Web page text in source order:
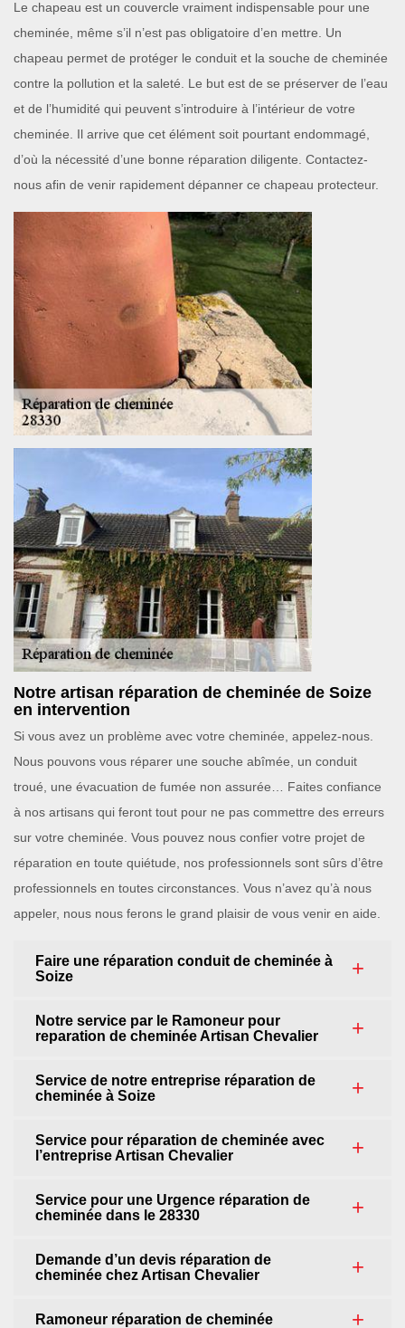
Le chapeau est un couvercle vraiment indispensable pour une
cheminée, même s’il n’est pas obligatoire d’en mettre. Un
chapeau permet de protéger le conduit et la souche de cheminée
contre la pollution et la saleté. Le but est de se préserver de l’eau
et de l’humidité qui peuvent s’introduire à l’intérieur de votre
cheminée. Il arrive que cet élément soit pourtant endommagé,
d’où la nécessité d’une bonne réparation diligente. Contactez-
nous afin de venir rapidement dépanner ce chapeau protecteur.
Notre artisan réparation de cheminée de Soize
en intervention
Si vous avez un problème avec votre cheminée, appelez-nous.
Nous pouvons vous réparer une souche abîmée, un conduit
troué, une évacuation de fumée non assurée… Faites confiance
à nos artisans qui feront tout pour ne pas commettre des erreurs
sur votre cheminée. Vous pouvez nous confier votre projet de
réparation en toute quiétude, nos professionnels sont sûrs d’être
professionnels en toutes circonstances. Vous n’avez qu’à nous
appeler, nous nous ferons le grand plaisir de vous venir en aide.
Faire une réparation conduit de cheminée à
Soize
Notre service par le Ramoneur pour
reparation de cheminée Artisan Chevalier
Service de notre entreprise réparation de
cheminée à Soize
Service pour réparation de cheminée avec
l’entreprise Artisan Chevalier
Service pour une Urgence réparation de
cheminée dans le 28330
Demande d’un devis réparation de
cheminée chez Artisan Chevalier
Ramoneur réparation de cheminée